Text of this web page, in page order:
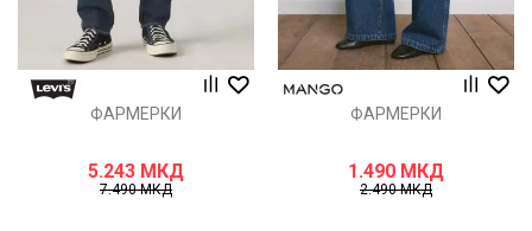
ФАРМЕРКИ
5.243 МКД
7.490МКД
ФАРМЕРКИ
1.490 МКД
2.490МКД